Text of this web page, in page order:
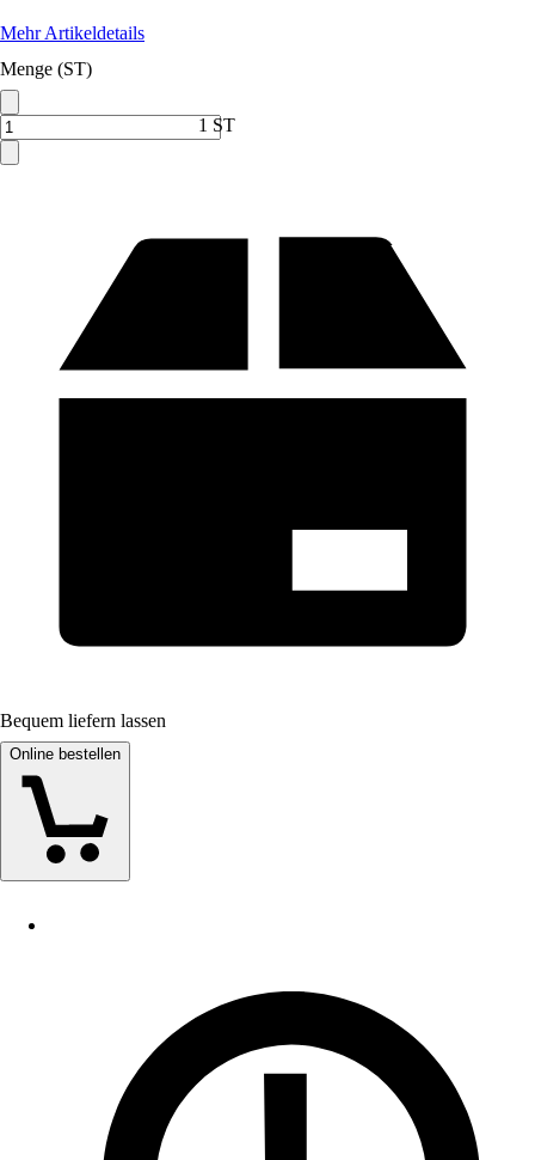
Mehr Artikeldetails
Menge (ST)
1 ST
Bequem liefern lassen
Online bestellen